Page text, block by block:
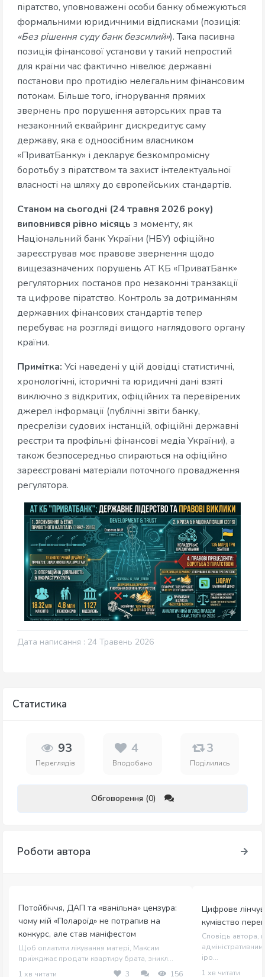
піратство, уповноважені особи банку обмежуються
формальними юридичними відписками (позиція:
«Без рішення суду банк безсилий»). Така пасивна
позиція фінансової установи у такий непростий
для країни час фактично нівелює державні
постанови про протидію нелегальним фінансовим
потокам. Більше того, ігнорування прямих
звернень про порушення авторських прав та
незаконний еквайринг дискредитує саму
державу, яка є одноосібним власником
«ПриватБанку» і декларує безкомпромісну
боротьбу з піратством та захист інтелектуальної
власності на шляху до європейських стандартів.
Станом на сьогодні (24 травня 2026 року)
виповнився рівно місяць з моменту, як
Національний банк України (НБУ) офіційно
зареєстрував моє правове звернення щодо
вищезазначених порушень АТ КБ «ПриватБанк»
регуляторних постанов про незаконні транзакції
та цифрове піратство. Контроль за дотриманням
державних фінансових стандартів тепер
перебуває на розгляді вищого наглядового органу
країни.
Примітка: Усі наведені у цій довідці статистичні,
хронологічні, історичні та юридичні дані взяті
виключно з відкритих, офіційних та перевірених
джерел інформації (публічні звіти банку,
пресрелізи судових інстанцій, офіційні державні
реєстри та профільні фінансові медіа України), а
також безпосередньо спираються на офіційно
зареєстровані матеріали поточного провадження
регулятора.
Дата написання : 24 Травень 2026
Статистика
93
Переглядів
4
Вподобано
3
Поділились
Обговорення (0)
Роботи автора
Потойбіччя, ДАП та «ванільна» цензура:
чому мій «Полароїд» не потрапив на
конкурс, але став маніфестом
Щоб оплатити лікування матері, Максим
приїжджає продати квартиру брата, зникл...
1 хв читати
3 156
Цифрове
кумівство
Сповідь автора,
іро...
1 хв читати